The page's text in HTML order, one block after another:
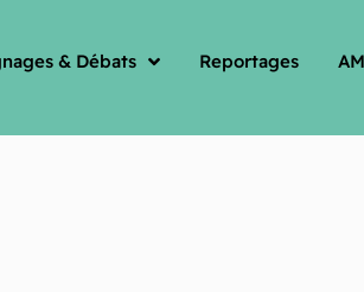
& Débats Reportages